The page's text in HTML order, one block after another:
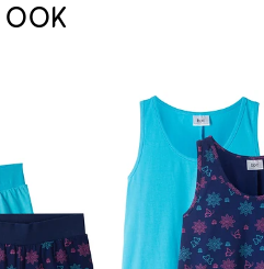
OOK